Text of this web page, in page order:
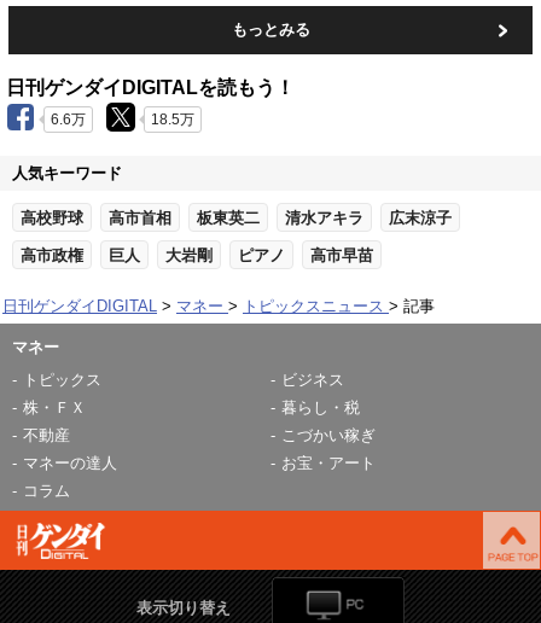
もっとみる
日刊ゲンダイDIGITALを読もう！
6.6万 18.5万
人気キーワード
高校野球 高市首相 板東英二 清水アキラ 広末涼子
高市政権 巨人 大岩剛 ピアノ 高市早苗
日刊ゲンダイDIGITAL マネー トピックスニュース 記事
マネー
トピックス
ビジネス
株・ＦＸ
暮らし・税
不動産
こづかい稼ぎ
マネーの達人
お宝・アート
コラム
表示切り替え